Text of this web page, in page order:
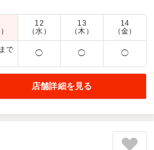
価格帯： 700円～2,700円
のが良かった。
境部
ました。以前にも注文させても
会議を持つときは注文したいと思
で６００円くらいのお弁当なら
12
（水）
13
（木）
14
（金）
で
◯ ◯ ◯
店舗詳細を見る